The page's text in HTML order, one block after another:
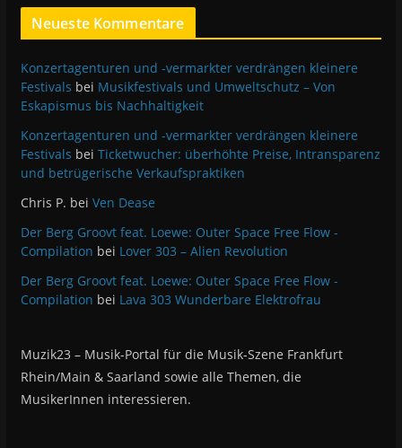
Neueste Kommentare
Konzertagenturen und -vermarkter verdrängen kleinere
Festivals bei Musikfestivals und Umweltschutz – Von
Eskapismus bis Nachhaltigkeit
Konzertagenturen und -vermarkter verdrängen kleinere
Festivals bei Ticketwucher: überhöhte Preise, Intransparenz
und betrügerische Verkaufspraktiken
Chris P. bei Ven Dease
Der Berg Groovt feat. Loewe: Outer Space Free Flow -
Compilation bei Lover 303 – Alien Revolution
Der Berg Groovt feat. Loewe: Outer Space Free Flow -
Compilation bei Lava 303 Wunderbare Elektrofrau
Muzik23 – Musik-Portal für die Musik-Szene Frankfurt
Rhein/Main & Saarland sowie alle Themen, die
MusikerInnen interessieren.